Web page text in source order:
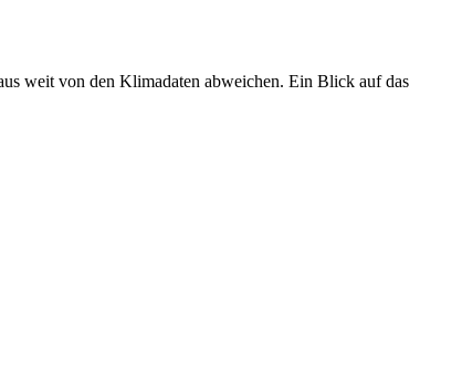
weit von den Klimadaten abweichen. Ein Blick auf das